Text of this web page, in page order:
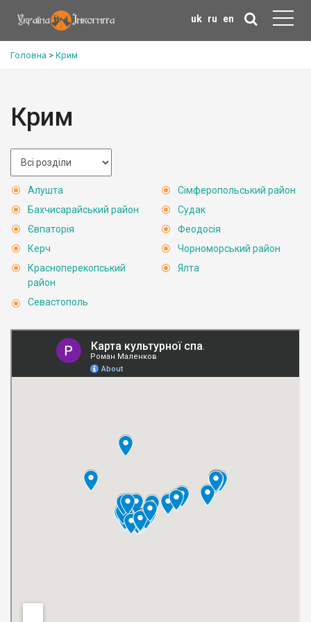
uk ru en
Головна > Крим
Крим
Алушта
Бахчисарайський район
Євпаторія
Керч
Красноперекопський
район
Севастополь
Сімферопольський район
Судак
Феодосія
Чорноморський район
Ялта